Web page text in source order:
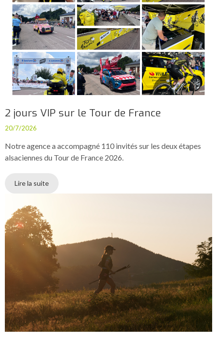
2 jours VIP sur le Tour de France
20/7/2026
Notre agence a accompagné 110 invités sur les deux étapes
alsaciennes du Tour de France 2026.
Lire la suite